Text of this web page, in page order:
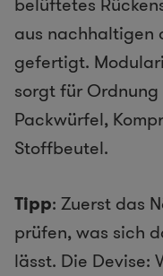
aus nachhaltigen
gefertigt.
sorgt für
Packwürfel,
Stoffbeutel.
Tipp: Zuerst das
prüfen, was sich
lässt. Die Devise: